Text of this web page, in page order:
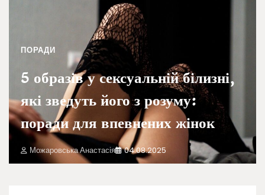
ПОРАДИ
5 образів у сексуальній білизні,
які зведуть його з розуму:
поради для впевнених жінок
Можаровська Анастасія 04.08.2025